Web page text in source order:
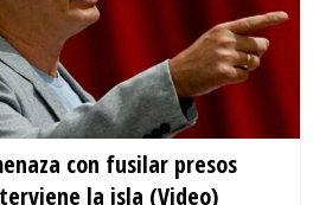
con fusilar presos
la isla (Video)